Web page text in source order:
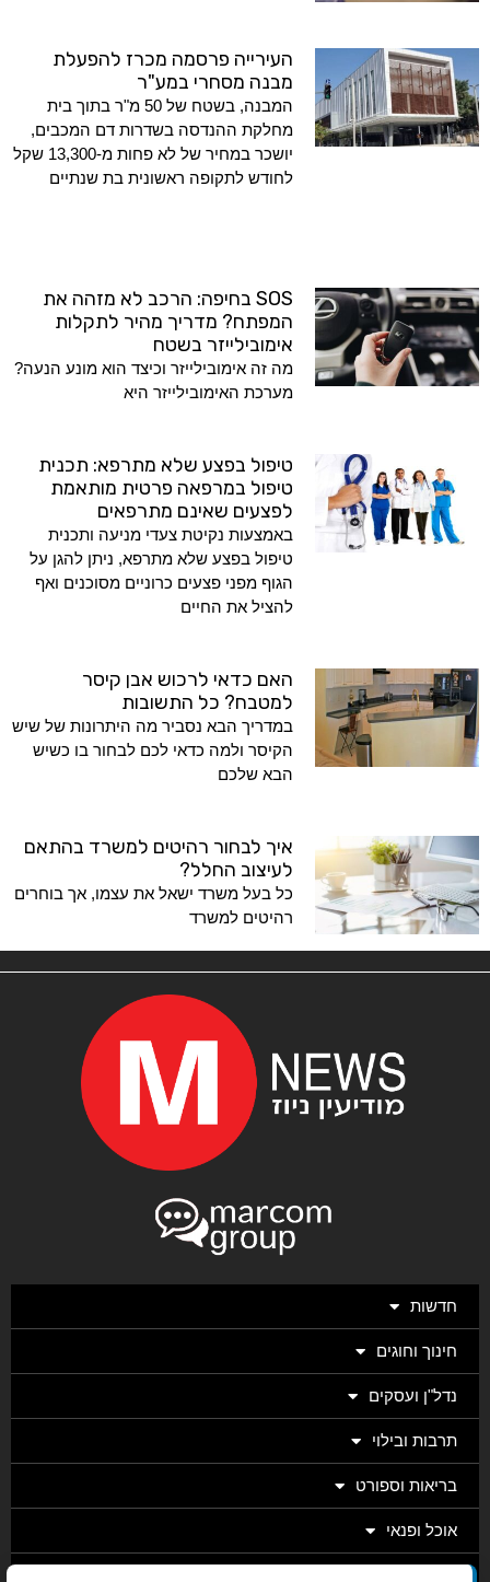
העירייה פרסמה מכרז להפעלת
מבנה מסחרי במע"ר
המבנה, בשטח של 50 מ"ר בתוך בית
מחלקת ההנדסה בשדרות דם המכבים,
יושכר במחיר של לא פחות מ-13,300 שקל
לחודש לתקופה ראשונית בת שנתיים
SOS בחיפה: הרכב לא מזהה את
המפתח? מדריך מהיר לתקלות
אימובילייזר בשטח
מה זה אימובילייזר וכיצד הוא מונע הנעה?
מערכת האימובילייזר היא
טיפול בפצע שלא מתרפא: תכנית
טיפול במרפאה פרטית מותאמת
לפצעים שאינם מתרפאים
באמצעות נקיטת צעדי מניעה ותכנית
טיפול בפצע שלא מתרפא, ניתן להגן על
הגוף מפני פצעים כרוניים מסוכנים ואף
להציל את החיים
האם כדאי לרכוש אבן קיסר
למטבח? כל התשובות
במדריך הבא נסביר מה היתרונות של שיש
הקיסר ולמה כדאי לכם לבחור בו כשיש
הבא שלכם
איך לבחור רהיטים למשרד בהתאם
לעיצוב החלל?
כל בעל משרד ישאל את עצמו, אך בוחרים
רהיטים למשרד
חדשות
חינוך וחוגים
נדל"ן ועסקים
תרבות ובילוי
בריאות וספורט
אוכל ופנאי